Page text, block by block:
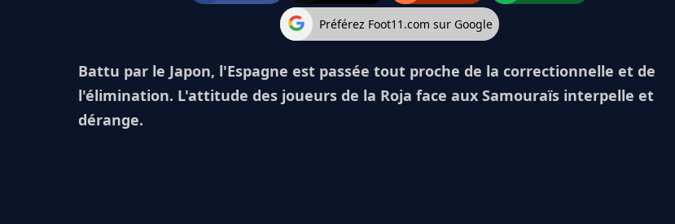
Préférez Foot11.com sur Google
Battu par le Japon, l'Espagne est passée tout proche de la correctionnelle et de
l'élimination. L'attitude des joueurs de la Roja face aux Samouraïs interpelle et
dérange.